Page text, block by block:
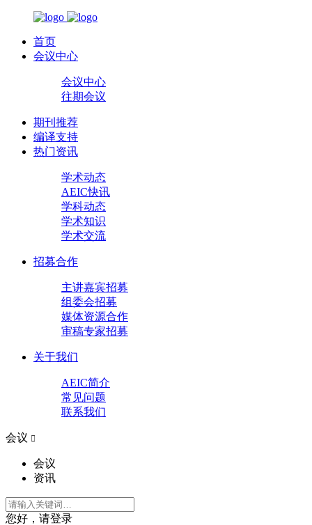
首页
会议中心
会议中心
往期会议
期刊推荐
编译支持
热门资讯
学术动态
AEIC快讯
学科动态
学术知识
学术交流
招募合作
主讲嘉宾招募
组委会招募
媒体资源合作
审稿专家招募
关于我们
AEIC简介
常见问题
联系我们
会议 
会议
资讯
您好，请登录